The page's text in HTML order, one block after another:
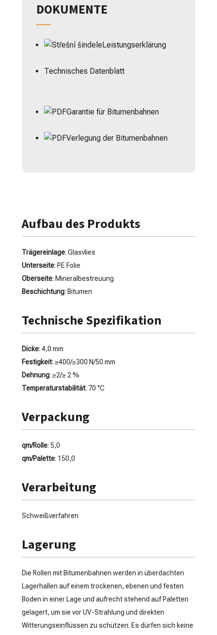
DOKUMENTE
Leistungserklärung
Technisches Datenblatt
Garantie für Bitumenbahnen
Verlegung der Bitumenbahnen
Aufbau des Produkts
Trägereinlage: Glasvlies
Unterseite: PE Folie
Oberseite: Mineralbestreuung
Beschichtung: Bitumen
Technische Spezifikation
Dicke: 4,0 mm
Festigkeit: ≥400/≥300 N/50 mm
Dehnung: ≥2/≥ 2 %
Temperaturstabilität: 70 °C
Verpackung
qm/Rolle: 5,0
qm/Palette: 150,0
Verarbeitung
Schweißverfahren
Lagerung
Die Rollen mit Bitumenbahnen werden in überdachten
Lagerhallen auf einem trockenen, ebenen und festen
Boden in einer Lage und aufrecht stehend auf Paletten
gelagert, um sie vor UV-Strahlung und direkten
Witterungseinflüssen zu schützen. Es dürfen sich keine